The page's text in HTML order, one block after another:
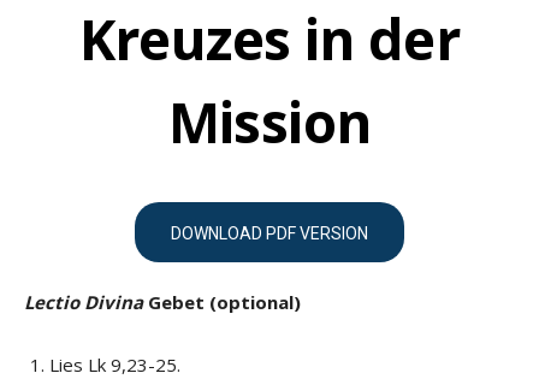
Kreuzes in der
Mission
DOWNLOAD PDF VERSION
Lectio Divina Gebet (optional)
Lies Lk 9,23-25.